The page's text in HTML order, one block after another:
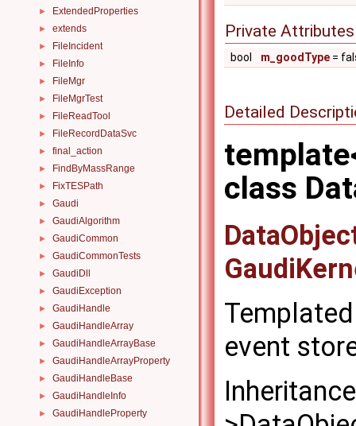
► ExtendedProperties
► extends
► FileIncident
► FileInfo
► FileMgr
► FileMgrTest
► FileReadTool
► FileRecordDataSvc
► final_action
► FindByMassRange
► FixTESPath
► Gaudi
► GaudiAlgorithm
► GaudiCommon
► GaudiCommonTests
► GaudiDll
► GaudiException
► GaudiHandle
► GaudiHandleArray
► GaudiHandleArrayBase
► GaudiHandleArrayProperty
► GaudiHandleBase
► GaudiHandleInfo
►
GaudiHandleProperty
Private Attributes
bool m_goodType =
Detailed
class
event